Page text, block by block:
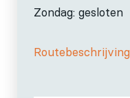
Zondag: gesloten
Routebeschrijving